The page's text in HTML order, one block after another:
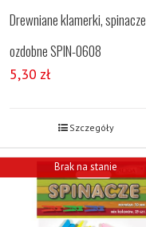
Drewniane klamerki, spinacze
ozdobne SPIN-0608
5,30 zł
Szczegóły
Brak na stanie